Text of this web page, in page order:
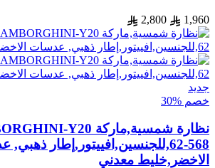
1,960
2,800
جديد
خصم %30
568-62,للجنسين,افييتور,إطار
الاخضر,خليط معدني